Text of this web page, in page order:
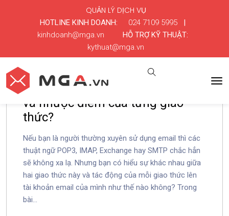
HOTLINE KINH DOANH: 024 7109 5995|
kinhdoanh@mga.vn
HỖ TRỢ KỸ THUẬT:
kythuat@mga.vn
QUẢN LÝ DỊCH VỤ
POP3, IMAP, Exchange là gì? Ưu
và nhược điểm của từng giao
thức?
Nếu bạn là người thường xuyên sử dụng email thì các
thuật ngữ POP3, IMAP, Exchange hay SMTP chắc hẳn
sẽ không xa lạ. Nhưng bạn có hiểu sự khác nhau giữa
hai giao thức này và tác động của mỗi giao thức lên
tài khoản email của mình như thế nào không? Trong
bài...